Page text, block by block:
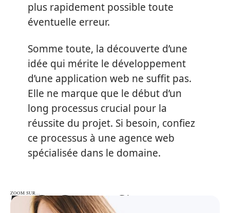
plus rapidement possible toute
éventuelle erreur.
Somme toute, la découverte d’une
idée qui mérite le développement
d’une application web ne suffit pas.
Elle ne marque que le début d’un
long processus crucial pour la
réussite du projet. Si besoin, confiez
ce processus à une agence web
spécialisée dans le domaine.
ZOOM SUR…